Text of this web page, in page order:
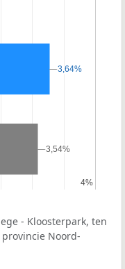
4%
4%
3,64%
3,64%
3,54%
3,54%
- Kloosterpark, ten
Noord-